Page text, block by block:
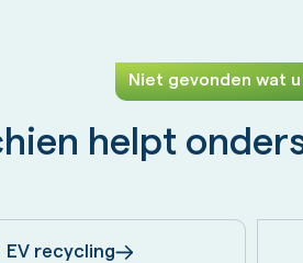
Niet gevonden wat
helpt
EV recycling